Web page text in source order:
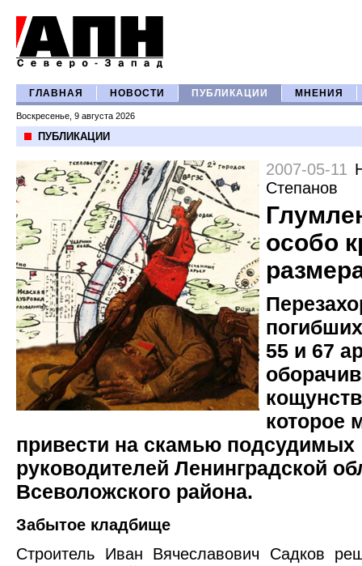
ГЛАВНАЯ НОВОСТИ ПУБЛИКАЦИИ МНЕНИЯ
Воскресенье, 9 августа 2026
ПУБЛИКАЦИИ
2007-05-11
Степанов
особо
55 и 67
которое
привести на скамью подсудимых
руководителей Ленинградской
Всеволожского района.
Забытое кладбище
Строитель Иван Вячеславович Садков